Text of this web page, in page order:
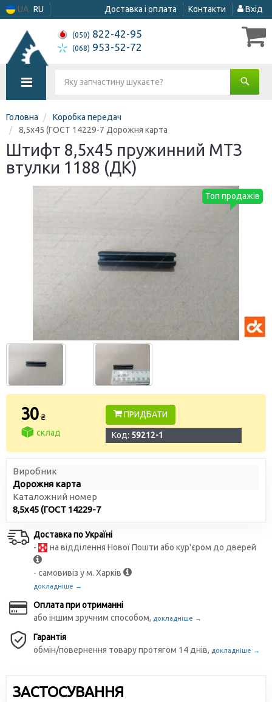
UA RU Доставка і оплата Контакти Вхід
(050) 822-42-95
(068) 953-52-72
Головна
Коробка передач
8,5х45 (ГОСТ 14229-7 Дорожня карта
Штифт 8,5х45 пружинний МТЗ
втулки 1188 (ДК)
Топ продажів
30₴
склад
ПРИДБАТИ
Код: 59212-1
Виробник
Дорожня карта
Каталожний номер
8,5х45 (ГОСТ 14229-7
Доставка по Україні
-
на відділення Нової Пошти або кур'єром до дверей
- самовивіз у м. Харків
докладніше →
Оплата при отриманні
або іншим зручним способом, докладніше →
Гарантія
обмін/повернення товару протягом 14 днів, докладніше →
ЗАСТОСУВАННЯ